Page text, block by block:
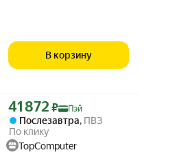
В корзину
Цена с картой Яндекс Пэй 41872 ₽ вместо
41 872 ₽ Пэй
Послезавтра, ПВЗ
По клику
TopComputer